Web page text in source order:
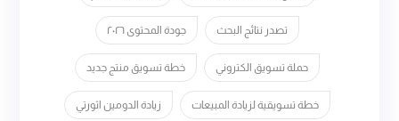
تصدر نتائج البحث جودة المحتوى ٢٠٢٦
حملة تسويق الكتروني خطة تسويق منتج جديد
خطة تسويقية لزيادة المبيعات زيادة الدومين اثورتي